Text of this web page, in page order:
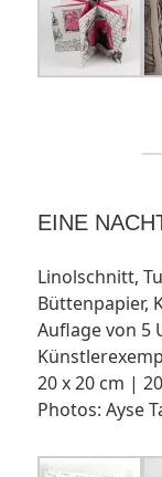
EINE
Linolschnitt,
Büttenpapier,
Auflage von 5
20 x 20 cm |
Photos: Ayse